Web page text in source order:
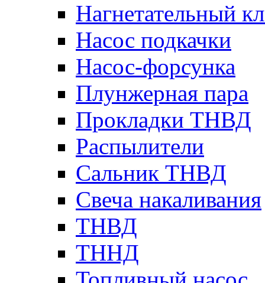
Нагнетательный
Насос подкачки
Насос-форсунка
Плунжерная пара
Прокладки ТНВД
Распылители
Сальник ТНВД
Свеча накаливания
ТНВД
ТННД